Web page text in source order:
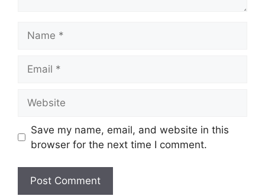
Save my name, email, and website in this
browser for the next time I comment.